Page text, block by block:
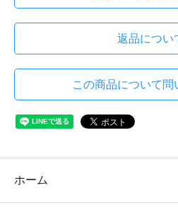
返品につい
この商品について問
ホーム